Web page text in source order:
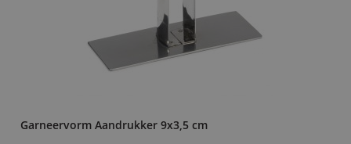
Garneervorm Aandrukker 9x3,5 cm